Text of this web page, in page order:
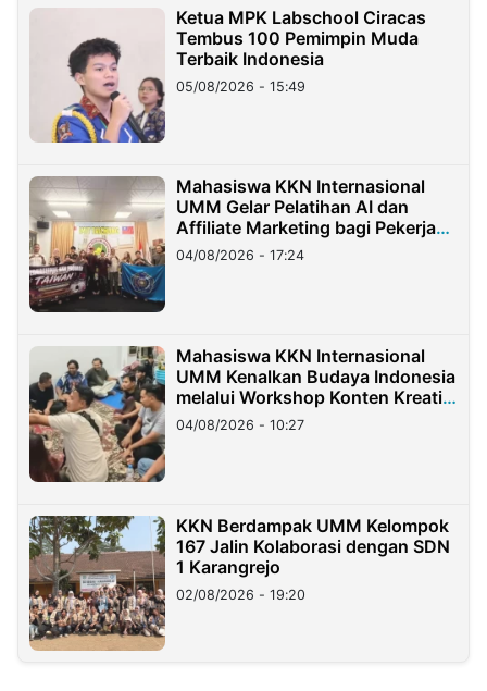
Ketua MPK Labschool Ciracas
Tembus 100 Pemimpin Muda
Terbaik Indonesia
05/08/2026 - 15:49
Mahasiswa KKN Internasional
UMM Gelar Pelatihan AI dan
Affiliate Marketing bagi Pekerja
Migran Indonesia di Taiwan
04/08/2026 - 17:24
Mahasiswa KKN Internasional
UMM Kenalkan Budaya Indonesia
melalui Workshop Konten Kreatif
di Taiwan
04/08/2026 - 10:27
KKN Berdampak UMM Kelompok
167 Jalin Kolaborasi dengan SDN
1 Karangrejo
02/08/2026 - 19:20